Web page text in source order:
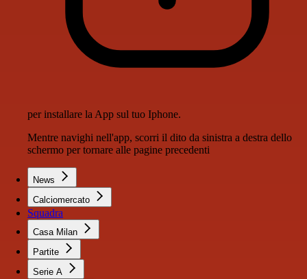
per installare la App sul tuo Iphone.
Mentre navighi nell'app, scorri il dito da sinistra a destra dello
schermo per tornare alle pagine precedenti
News
Calciomercato
Squadra
Casa Milan
Partite
Serie A